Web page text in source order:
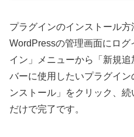
プラグインのインストール方
WordPressの管理画面にロ
イン」メニューから「新規
バーに使用したいプラグイ
ンストール」をクリック、
だけで完了です。